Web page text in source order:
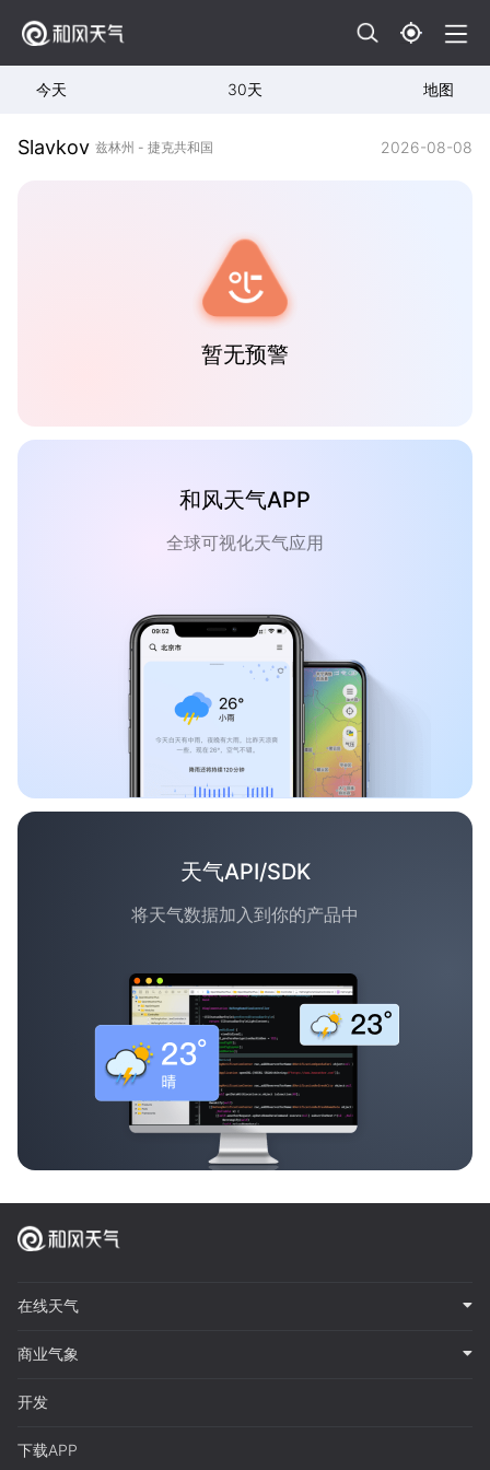
今天 30天 地图
Slavkov 兹林州 - 捷克共和国 2026-08-08
暂无预警
和风天气APP
全球可视化天气应用
天气API/SDK
将天气数据加入到你的产品中
在线天气
商业气象
开发
下载APP